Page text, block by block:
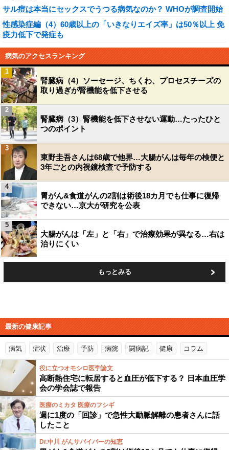
サル痘は本当にセックスでうつる病気なのか？ WHOが調査開始
性感染症編（4）60歳以上の「いきなりエイズ率」は50％以上 免
疫力低下で発症も
病気のアクセスランキング
腎臓病（4）ソーセージ、ちくわ、プロセスチーズの
取り過ぎが腎機能を低下させる
1
腎臓病（3）腎機能を低下させない運動…たったひと
つのポイント
2
東野圭吾さんは68歳で他界…大腸がんは毎年の検便と
3年ごとの内視鏡検査で予防する
3
胃がん&食道がんの2割は術後18カ月でも仕事に復帰
できない…京大が研究を公表
4
大腸がんは「左」と「右」で治療効果が異なる…右は
治りにくい
5
もっとみる
最新の健康記事
病気 症状 治療 予防 病院 闘病記 健康 コラム
役に立つオモシロ医学論文
高断熱住宅に転居すると血圧が低下する？ 日本血圧学
会の学会誌で報告
医療のミカタ 医療のフシギ
週に1度の「回診」で急性大動脈解離の患者さんに話
したこと
Dr.中川 がんサバイバーの知恵